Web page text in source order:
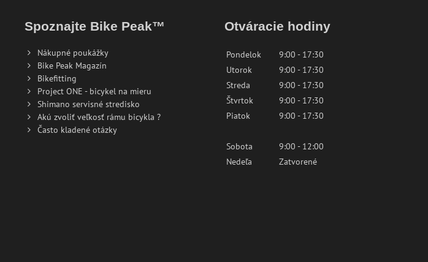
Spoznajte Bike Peak™
Nákupné poukážky
Bike Peak Magazín
Bikefitting
Project ONE - bicykel na mieru
Shimano servisné stredisko
Akú zvoliť veľkosť rámu bicykla ?
Často kladené otázky
Otváracie hodiny
Pondelok
9:00 - 17:30
Utorok
9:00 - 17:30
Streda
9:00 - 17:30
Štvrtok
9:00 - 17:30
Piatok
9:00 - 17:30
Sobota
9:00 - 12:00
Nedeľa
Zatvorené